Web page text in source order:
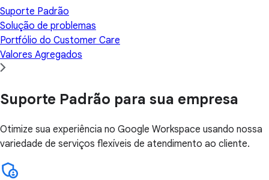
Suporte Padrão
Solução de problemas
Portfólio do Customer Care
Valores Agregados
Suporte Padrão para sua empresa
Otimize sua experiência no Google Workspace usando nossa
variedade de serviços flexíveis de atendimento ao cliente.